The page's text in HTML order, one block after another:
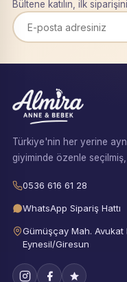
Bültene katılın, ilk
Türkiye'nin her yerine
giyiminde özenle
0536 616 61 28
WhatsApp Sipariş Hattı
Gümüşçay Mah.
Eynesil/Giresun